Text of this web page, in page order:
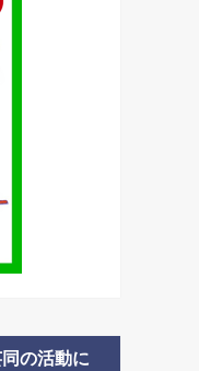
の活動に